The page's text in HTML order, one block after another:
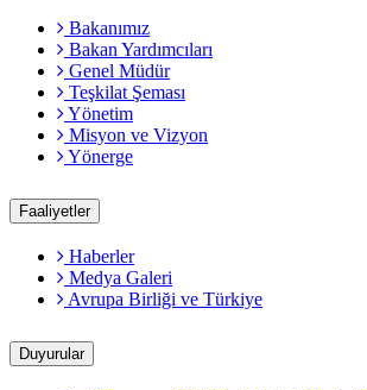
Bakanımız
Bakan Yardımcıları
Genel Müdür
Teşkilat Şeması
Yönetim
Misyon ve Vizyon
Yönerge
Faaliyetler
Haberler
Medya Galeri
Avrupa Birliği ve Türkiye
Duyurular